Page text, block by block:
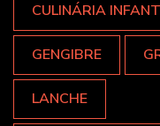
CULINÁRIA
GENGIBRE
LANCHE